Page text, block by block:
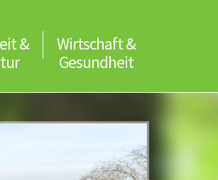
&
Wirtschaft &
Gesundheit